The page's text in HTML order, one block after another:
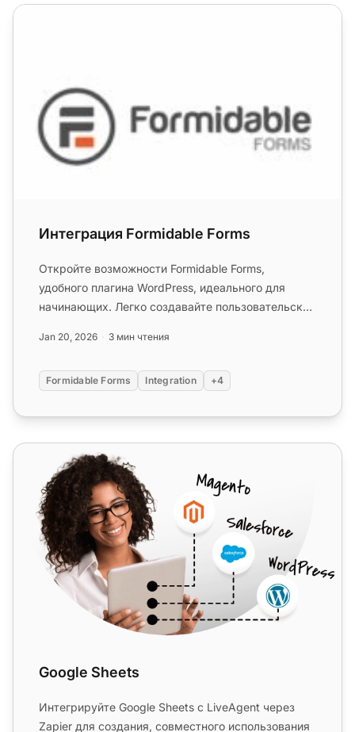
Интеграция Formidable Forms
Интеграция Formidable Forms
Откройте возможности Formidable Forms,
удобного плагина WordPress, идеального для
начинающих. Легко создавайте пользовательские
Jan 20, 2026 3 мин чтения
Formidable Forms Integration +4
Google Sheets
Google Sheets
Интегрируйте Google Sheets с LiveAgent через
Zapier для создания, совместного использования